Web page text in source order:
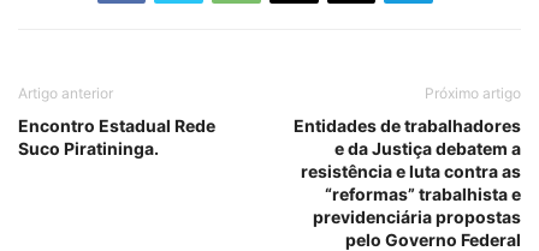
Artigo anterior
Encontro Estadual Rede
Suco Piratininga.
Próximo artigo
Entidades de trabalhadores
e da Justiça debatem a
resistência e luta contra as
“reformas” trabalhista e
previdenciária propostas
pelo Governo Federal